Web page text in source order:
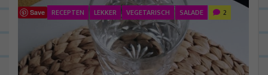
Save RECEPTEN LEKKER VEGETARISCH SALADE 2